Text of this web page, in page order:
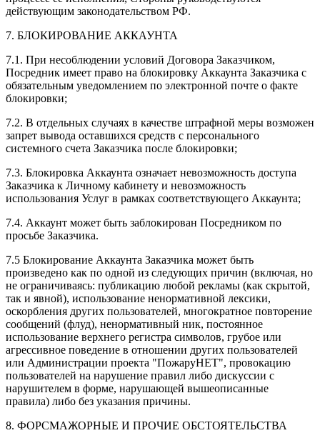
действующим законодательством РФ.
7. БЛОКИРОВАНИЕ АККАУНТА
7.1. При несоблюдении условий Договора Заказчиком,
Посредник имеет право на блокировку Аккаунта Заказчика с
обязательным уведомлением по электронной почте о факте
блокировки;
7.2. В отдельных случаях в качестве штрафной меры возможен
запрет вывода оставшихся средств с персонального
системного счета Заказчика после блокировки;
7.3. Блокировка Аккаунта означает невозможность доступа
Заказчика к Личному кабинету и невозможность
использования Услуг в рамках соответствующего Аккаунта;
7.4. Аккаунт может быть заблокирован Посредником по
просьбе Заказчика.
7.5 Блокирование Аккаунта Заказчика может быть
произведено как по одной из следующих причин (включая, но
не ограничиваясь: публикацию любой рекламы (как скрытой,
так и явной), использование ненормативной лексики,
оскорбления других пользователей, многократное повторение
сообщений (флуд), ненормативный ник, постоянное
использование верхнего регистра символов, грубое или
агрессивное поведение в отношении других пользователей
или Администрации проекта "ПожаруНЕТ", провокацию
пользователей на нарушение правил либо дискуссии с
нарушителем в форме, нарушающей вышеописанные
правила) либо без указания причины.
8. ФОРСМАЖОРНЫЕ И ПРОЧИЕ ОБСТОЯТЕЛЬСТВА